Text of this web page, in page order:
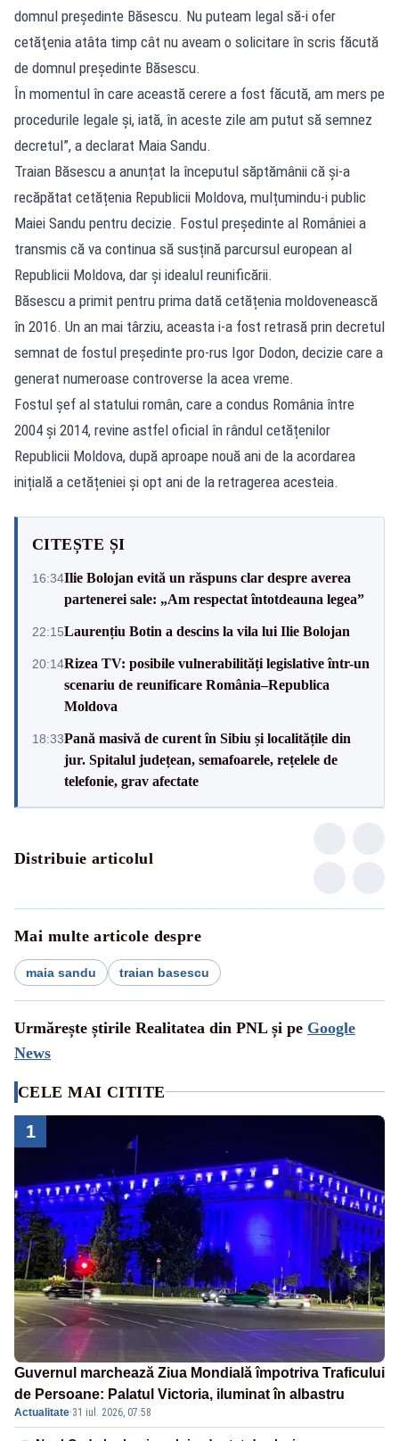
domnul preşedinte Băsescu. Nu puteam legal să-i ofer
cetăţenia atâta timp cât nu aveam o solicitare în scris făcută
de domnul preşedinte Băsescu.
În momentul în care această cerere a fost făcută, am mers pe
procedurile legale şi, iată, în aceste zile am putut să semnez
decretul”, a declarat Maia Sandu.
Traian Băsescu a anunțat la începutul săptămânii că și-a
recăpătat cetățenia Republicii Moldova, mulțumindu-i public
Maiei Sandu pentru decizie. Fostul președinte al României a
transmis că va continua să susțină parcursul european al
Republicii Moldova, dar și idealul reunificării.
Băsescu a primit pentru prima dată cetățenia moldovenească
în 2016. Un an mai târziu, aceasta i-a fost retrasă prin decretul
semnat de fostul președinte pro-rus Igor Dodon, decizie care a
generat numeroase controverse la acea vreme.
Fostul șef al statului român, care a condus România între
2004 și 2014, revine astfel oficial în rândul cetățenilor
Republicii Moldova, după aproape nouă ani de la acordarea
inițială a cetățeniei și opt ani de la retragerea acesteia.
CITEȘTE ȘI
16:34Ilie Bolojan evită un răspuns clar despre averea
partenerei sale: „Am respectat întotdeauna legea”
22:15Laurențiu Botin a descins la vila lui Ilie Bolojan
20:14Rizea TV: posibile vulnerabilități legislative într-un
scenariu de reunificare România–Republica
Moldova
18:33Pană masivă de curent în Sibiu și localitățile din
jur. Spitalul județean, semafoarele, rețelele de
telefonie, grav afectate
Distribuie articolul
Mai multe articole despre
maia sandu traian basescu
Urmărește știrile Realitatea din PNL și pe Google
News
CELE MAI CITITE
1
Guvernul marchează Ziua Mondială împotriva Traficului
de Persoane: Palatul Victoria, iluminat în albastru
Actualitate·31 iul. 2026, 07:58